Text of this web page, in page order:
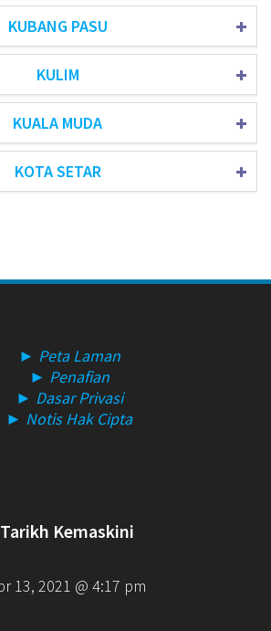
KUBANG PASU
KULIM
KUALA MUDA
KOTA SETAR
► Peta Laman
► Penafian
► Dasar Privasi
► Notis Hak Cipta
Tarikh Kemaskini
13, 2021 @ 4:17 pm